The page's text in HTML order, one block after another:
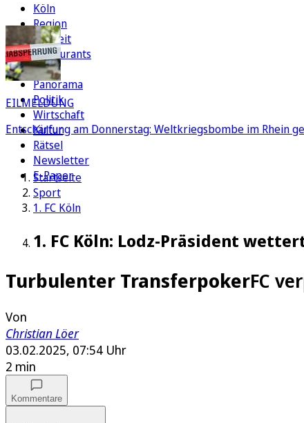
Köln
Region
Freizeit
Restaurants
FC
Panorama
Politik
Wirtschaft
Kultur
Rätsel
Newsletter
E-Paper
EILMELDUNG
Entschärfung am Donnerstag: Weltkriegsbombe im Rhein
Startseite
Sport
1. FC Köln
1. FC Köln: Lodz-Präsident
Turbulenter TransferpokerFC
Von
Christian Löer
03.02.2025, 07:54 Uhr
2 min
Kommentare